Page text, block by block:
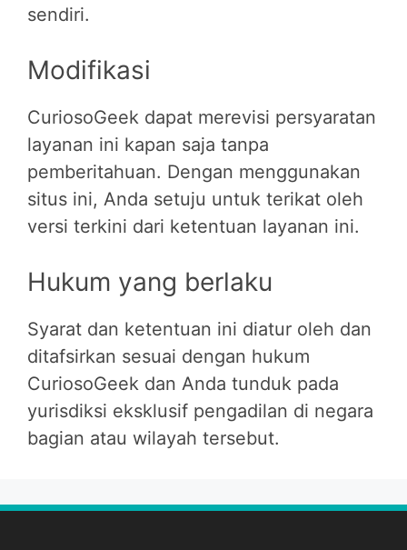
sendiri.
Modifikasi
CuriosoGeek dapat merevisi persyaratan
layanan ini kapan saja tanpa
pemberitahuan. Dengan menggunakan
situs ini, Anda setuju untuk terikat oleh
versi terkini dari ketentuan layanan ini.
Hukum yang berlaku
Syarat dan ketentuan ini diatur oleh dan
ditafsirkan sesuai dengan hukum
CuriosoGeek dan Anda tunduk pada
yurisdiksi eksklusif pengadilan di negara
bagian atau wilayah tersebut.